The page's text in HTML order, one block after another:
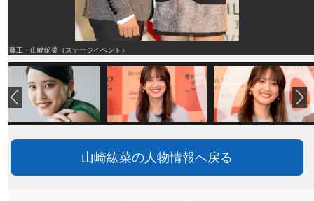
斉藤工・山崎鉱菜（ステージイベント）
山崎紘菜の人物情報へ戻る